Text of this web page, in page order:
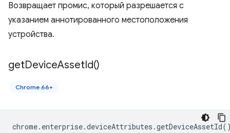
Возвращает промис, который разрешается с
указанием аннотированного местоположения
устройства.
getDeviceAssetId()
Chrome 66+
chrome. enterprise.deviceAttributes .getDeviceAssetId